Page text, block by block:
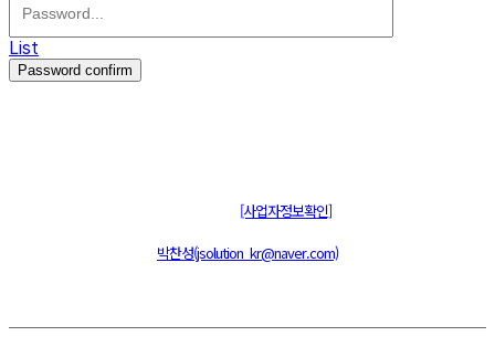
List
Password confirm
[사업자정보확인]
박찬성(jsolution_kr@naver.com)